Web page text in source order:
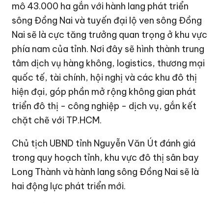
mô 43.000 ha gắn với hành lang phát triển
sông Đồng Nai và tuyến đại lộ ven sông Đồng
Nai sẽ là cực tăng trưởng quan trọng ở khu vực
phía nam của tỉnh. Nơi đây sẽ hình thành trung
tâm dịch vụ hàng không, logistics, thương mại
quốc tế, tài chính, hội nghị và các khu đô thị
hiện đại, góp phần mở rộng không gian phát
triển đô thị - công nghiệp - dịch vụ, gắn kết
chặt chẽ với TP.HCM.
Chủ tịch UBND tỉnh Nguyễn Văn Út đánh giá
trong quy hoạch tỉnh, khu vực đô thị sân bay
Long Thành và hành lang sông Đồng Nai sẽ là
hai động lực phát triển mới.